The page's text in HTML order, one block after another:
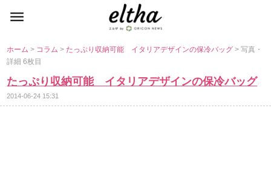
ホーム> コラム> たっぷり収納可能 イタリアデザインの保冷バッグ> 写真・
詳細 6枚目
たっぷり収納可能 イタリアデザインの保冷バッグ
2014-06-24 15:31